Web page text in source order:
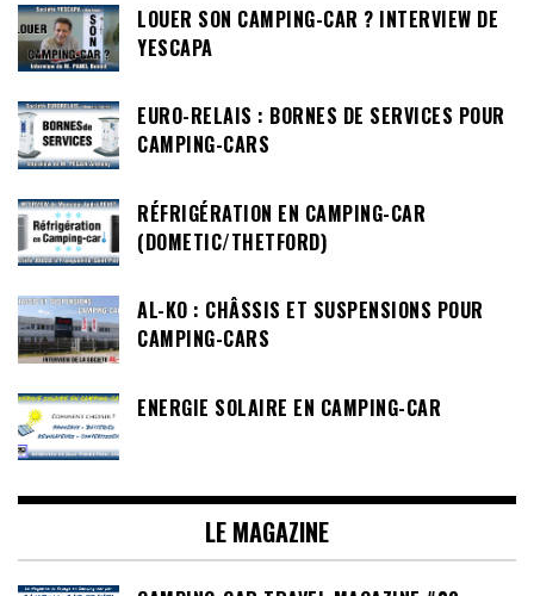
LOUER SON CAMPING-CAR ? INTERVIEW DE
YESCAPA
EURO-RELAIS : BORNES DE SERVICES POUR
CAMPING-CARS
RÉFRIGÉRATION EN CAMPING-CAR
(DOMETIC/THETFORD)
AL-KO : CHÂSSIS ET SUSPENSIONS POUR
CAMPING-CARS
ENERGIE SOLAIRE EN CAMPING-CAR
LE MAGAZINE